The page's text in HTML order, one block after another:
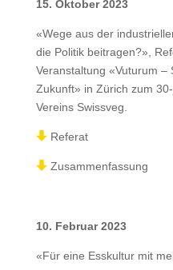
15. Oktober 2023
«Wege aus der
die Politik beitragen?»,
Veranstaltung «Vuturum –
Zukunft» in Zürich zum
Vereins Swissveg.
Referat
Zusammenfassung
10. Februar 2023
«Für eine Esskultur mit